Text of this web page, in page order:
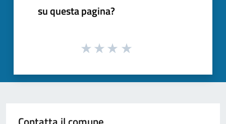
su questa pagina?